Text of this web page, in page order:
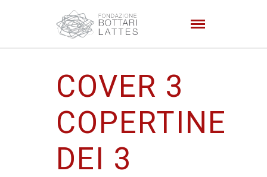
COVER 3
COPERTINE
DEI 3